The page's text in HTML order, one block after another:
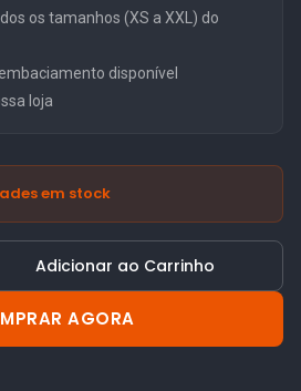
os tamanhos (XS a XXL) do
disponível
loja
em stock
Adicionar ao Carrinho
AGORA